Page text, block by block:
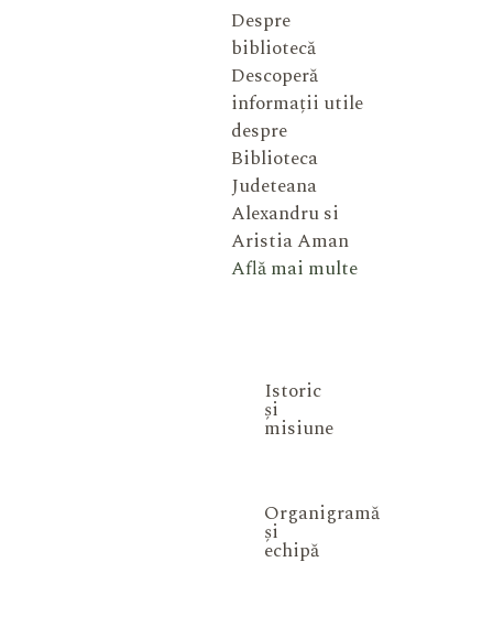
Despre
bibliotecă
Descoperă
informații utile
despre
Biblioteca
Judeteana
Alexandru si
Aristia Aman
Află mai multe
Istoric
și
misiune
Organigramă
și
echipă